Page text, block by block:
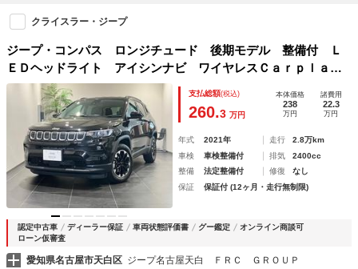
クライスラー・ジープ
ジープ・コンパス ロンジチュード 後期モデル 整備付 Ｌ
ＥＤヘッドライト アイシンナビ ワイヤレスＣａｒｐｌａ
ｙ ＡＣＣ ＢＳＭ バックモニター オートブレーキホール
ド ＥＴＣ
支払総額(税込)
260.3 万円
本体価格
238
万円
諸費用
22.3
万円
年式 2021年 走行
2.8万km
車検
車検整備付 排気
2400cc
整備
法定整備付 修復
なし
保証
保証付 (12ヶ月・走行無制限)
認定中古車 ディーラー保証 車両状態評価書 グー鑑定
オンライン商談可
ローン仮審査
愛知県名古屋市天白区 ジープ名古屋天白 ＦＲＣ ＧＲＯＵＰ